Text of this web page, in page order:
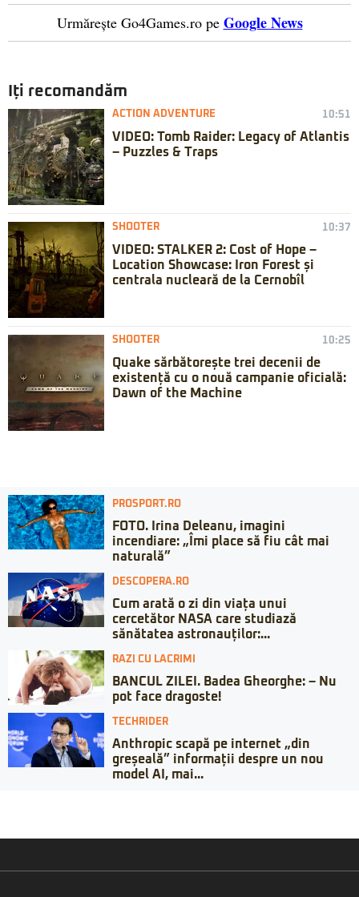
Urmărește Go4Games.ro pe Google News
Iți recomandăm
ACTION ADVENTURE 10:51
VIDEO: Tomb Raider: Legacy of Atlantis
– Puzzles & Traps
SHOOTER 10:37
VIDEO: STALKER 2: Cost of Hope –
Location Showcase: Iron Forest și
centrala nucleară de la Cernobîl
SHOOTER 10:25
Quake sărbătorește trei decenii de
existență cu o nouă campanie oficială:
Dawn of the Machine
PROSPORT.RO
FOTO. Irina Deleanu, imagini
incendiare: „Îmi place să fiu cât mai
naturală”
DESCOPERA.RO
Cum arată o zi din viața unui
cercetător NASA care studiază
sănătatea astronauților:...
RAZI CU LACRIMI
BANCUL ZILEI. Badea Gheorghe: – Nu
pot face dragoste!
TECHRIDER
Anthropic scapă pe internet „din
greșeală” informații despre un nou
model AI, mai...